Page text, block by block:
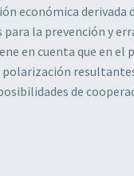
económica derivada
la prevención y
en cuenta que en
de